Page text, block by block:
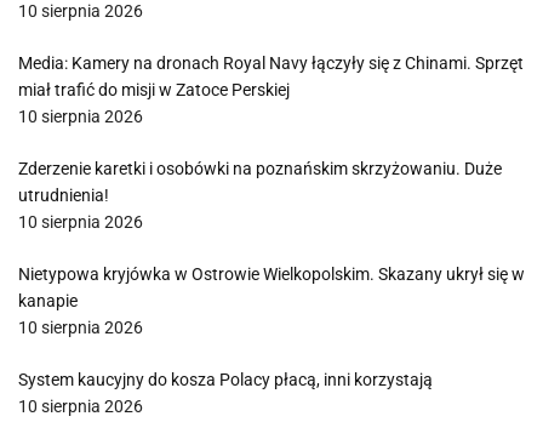
10 sierpnia 2026
Media: Kamery na dronach Royal Navy łączyły się z Chinami. Sprzęt
miał trafić do misji w Zatoce Perskiej
10 sierpnia 2026
Zderzenie karetki i osobówki na poznańskim skrzyżowaniu. Duże
utrudnienia!
10 sierpnia 2026
Nietypowa kryjówka w Ostrowie Wielkopolskim. Skazany ukrył się w
kanapie
10 sierpnia 2026
System kaucyjny do kosza Polacy płacą, inni korzystają
10 sierpnia 2026